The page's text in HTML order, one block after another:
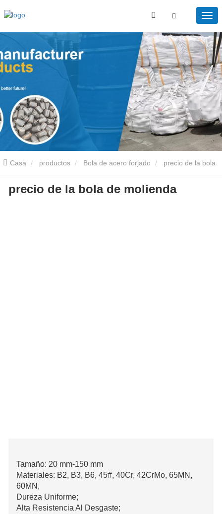
Casa productos Bola de acero forjado
de molienda
precio de la bola de molienda
Tamaño: 20 mm-150 mm
Materiales: B2, B3, B6, 45#, 40Cr, 42CrMo, 65MN,
60MN,
Dureza Uniforme;
Alta Resistencia Al Desgaste;